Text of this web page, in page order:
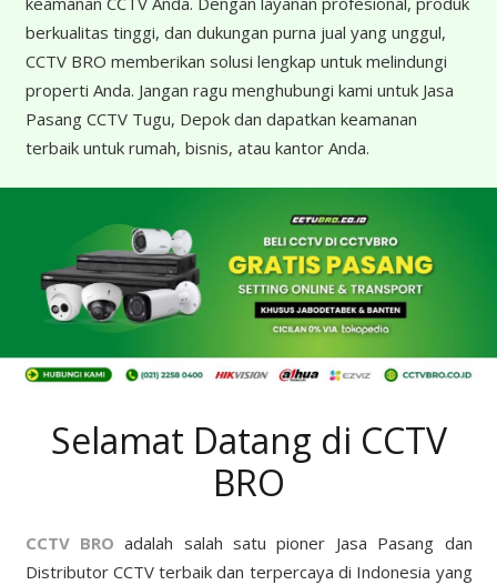
berkualitas tinggi, dan dukungan purna jual yang unggul,
CCTV BRO memberikan solusi lengkap untuk melindungi
properti Anda. Jangan ragu menghubungi kami untuk Jasa
Pasang CCTV Tugu, Depok dan dapatkan keamanan
terbaik untuk rumah, bisnis, atau kantor Anda.
Selamat Datang di CCTV
BRO
CCTV BRO adalah salah satu pioner Jasa Pasang dan
Distributor CCTV terbaik dan terpercaya di Indonesia yang